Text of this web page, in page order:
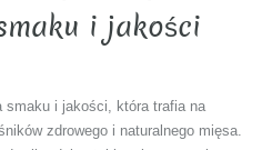
i jakości
smaku i jakości, która trafia na
zdrowego i naturalnego mięsa.